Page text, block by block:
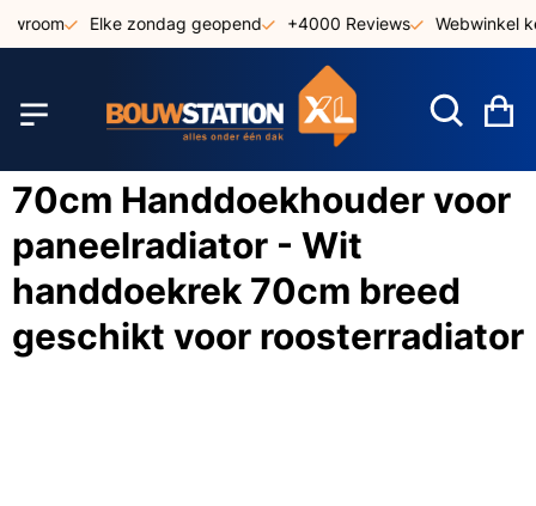
naar
Elke zondag geopend +4000 Reviews Webwinkel
70cm Handdoekhouder voor
paneelradiator - Wit
handdoekrek 70cm breed
geschikt voor roosterradiator